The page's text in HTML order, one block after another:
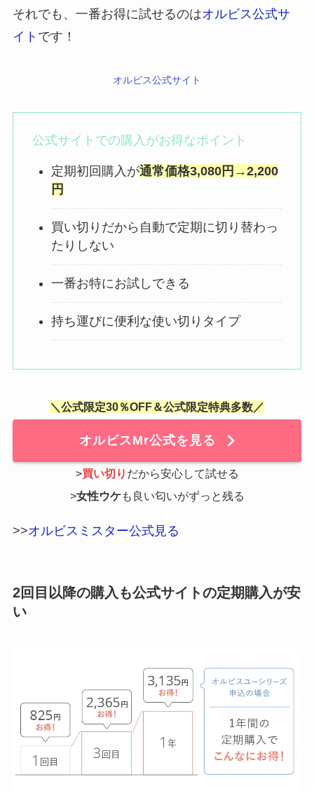
それでも、一番お得に試せるのはオルビス公式サ
イト です！
オルビス公式サイト
公式サイトでの購入がお得なポイント
定期初回購入が通常価格3,080円→2,200
円
買い切りだから自動で定期に切り替わっ
たりしない
一番お特にお試しできる
持ち運びに便利な使い切りタイプ
＼公式限定30％OFF＆公式限定特典多数／
オルビスMr公式を見る
>買い切り だから安心して試せる
>女性ウケも良い匂いがずっと残る
>>オルビスミスター公式見る
2回目以降の購入も公式サイトの定期購入が安
い